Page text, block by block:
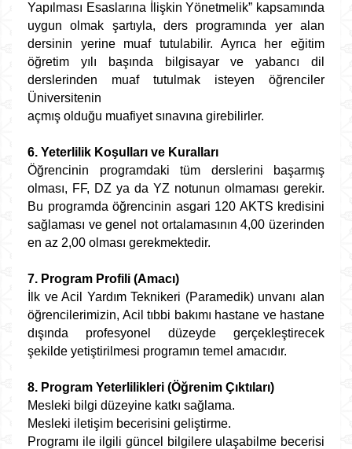
Yapılması Esaslarına İlişkin Yönetmelik” kapsamında
uygun olmak şartıyla, ders programında yer alan
dersinin yerine muaf tutulabilir. Ayrıca her eğitim
öğretim yılı başında bilgisayar ve yabancı dil
derslerinden muaf tutulmak isteyen öğrenciler
Üniversitenin
açmış olduğu muafiyet sınavına girebilirler.
6. Yeterlilik Koşulları ve Kuralları
Öğrencinin programdaki tüm derslerini başarmış
olması, FF, DZ ya da YZ notunun olmaması gerekir.
Bu programda öğrencinin asgari 120 AKTS kredisini
sağlaması ve genel not ortalamasının 4,00 üzerinden
en az 2,00 olması gerekmektedir.
7. Program Profili (Amacı)
İlk ve Acil Yardım Teknikeri (Paramedik) unvanı alan
öğrencilerimizin, Acil tıbbi bakımı hastane ve hastane
dışında profesyonel düzeyde gerçekleştirecek
şekilde yetiştirilmesi programın temel amacıdır.
8. Program Yeterlilikleri (Öğrenim Çıktıları)
Mesleki bilgi düzeyine katkı sağlama.
Mesleki iletişim becerisini geliştirme.
Programı ile ilgili güncel bilgilere ulaşabilme becerisi